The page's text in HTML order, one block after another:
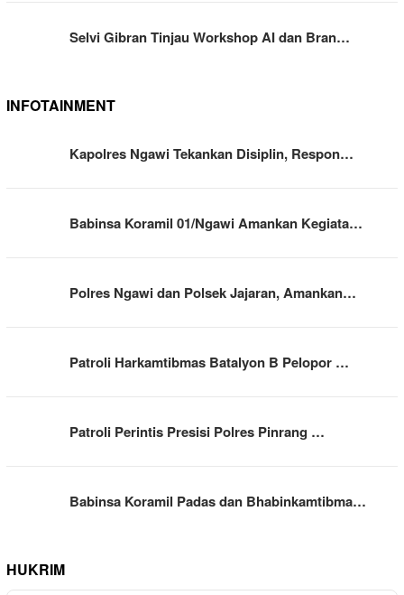
Selvi Gibran Tinjau Workshop AI dan Bran…
INFOTAINMENT
Kapolres Ngawi Tekankan Disiplin, Respon…
Babinsa Koramil 01/Ngawi Amankan Kegiata…
Polres Ngawi dan Polsek Jajaran, Amankan…
Patroli Harkamtibmas Batalyon B Pelopor …
Patroli Perintis Presisi Polres Pinrang …
Babinsa Koramil Padas dan Bhabinkamtibma…
HUKRIM